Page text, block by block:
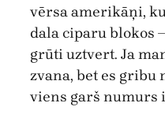
vērsa amerikāņi,
dala ciparu blokos
grūti uztvert. Ja
zvana, bet es
viens garš numurs